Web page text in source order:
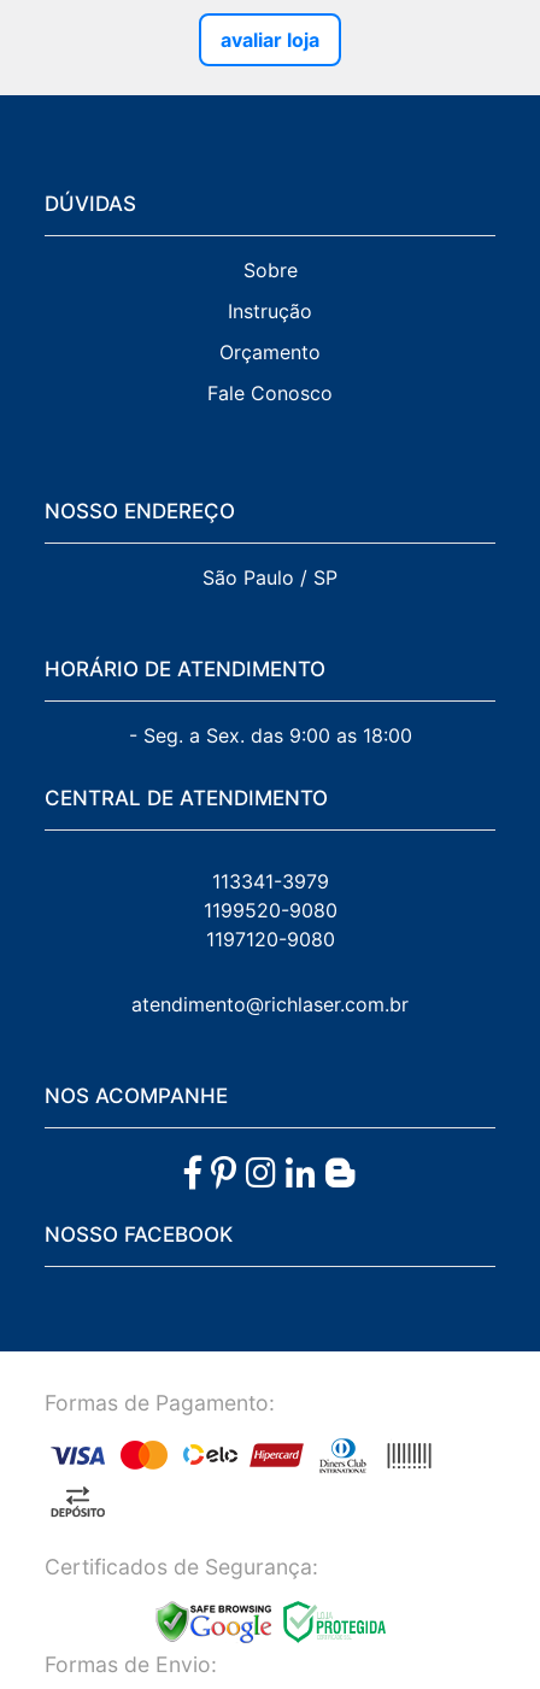
avaliar loja
DÚVIDAS
Sobre
Instrução
Orçamento
Fale Conosco
NOSSO ENDEREÇO
São Paulo / SP
HORÁRIO DE ATENDIMENTO
- Seg. a Sex. das 9:00 as 18:00
CENTRAL DE ATENDIMENTO
113341-3979
1199520-9080
1197120-9080
atendimento@richlaser.com.br
NOS ACOMPANHE
NOSSO FACEBOOK
Formas de Pagamento:
Certificados de Segurança:
Formas de Envio: